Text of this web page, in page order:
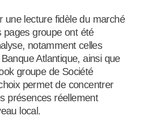
une lecture fidèle du marché
pages groupe ont été
notamment celles
Atlantique, ainsi que
groupe de Société
permet de concentrer
présences réellement
local.